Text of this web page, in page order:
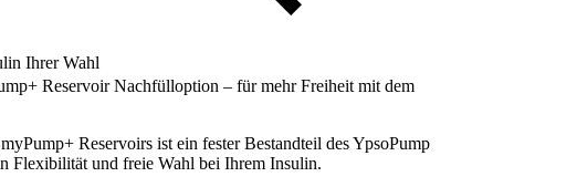
Ihrer Wahl
Reservoir Nachfülloption – für mehr Freiheit mit dem
Reservoirs ist ein fester Bestandteil des YpsoPump
Flexibilität und freie Wahl bei Ihrem Insulin.